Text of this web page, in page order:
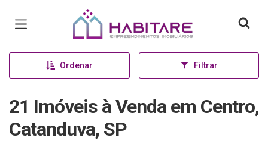
Página inicial
Ordenar Filtrar
21 Imóveis à Venda em Centro,
Catanduva, SP